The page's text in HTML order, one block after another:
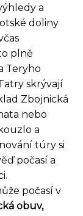
a
doliny
plně
Teryho
skrývají
Zbojnická
nebo
a
túry si
počasí a
počasí v
obuv,